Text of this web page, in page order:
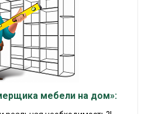
мебели на дом»: